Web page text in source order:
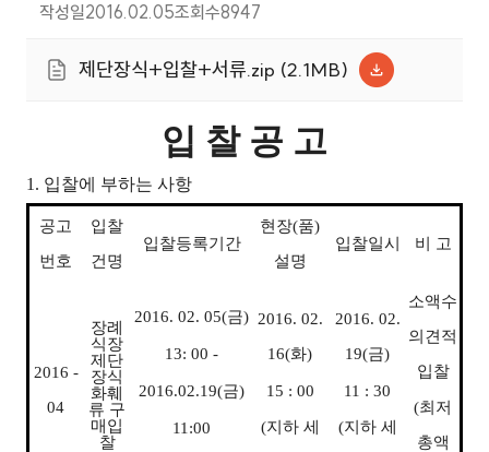
작성일2016.02.05조회수8947
제단장식+입찰+서류.zip (2.1MB)
입 찰 공 고
1. 입찰에 부하는 사항
공고
번호
입찰
건명
입찰등록기간
현장(품)
설명
입찰일시 비 고
2016 -
04
장례
식장
제단
장식
화훼
류 구
매입
찰
2016. 02. 05(금)
13: 00 -
2016.02.19(금)
11:00
2016. 02.
16(화)
15 : 00
(지하 세
2016. 02.
19(금)
11 : 30
(지하 세
소액수
의견적
입찰
(최저
총액